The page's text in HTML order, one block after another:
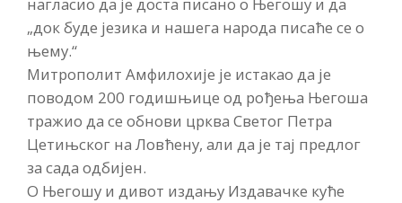
„док буде језика и нашега народа писаће се о
њему.“
Митрополит Амфилохије је истакао да је
поводом 200 годишњице од рођења Његоша
тражио да се обнови црква Светог Петра
Цетињског на Ловћену, али да је тај предлог
за сада одбијен.
О Његошу и дивот издању Издавачке куће